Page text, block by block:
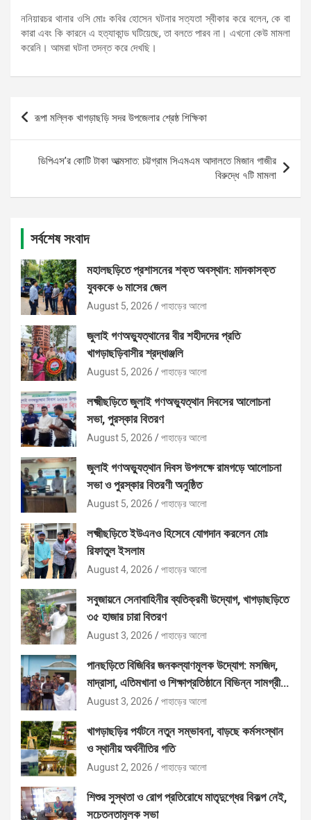
ননিয়ারচর থানার ওসি মোঃ কবির হোসেন ঘটনার সত্যতা স্বীকার করে বলেন, কে বা
কারা এবং কি কারনে এ হত্যাকান্ড ঘটিয়েছে, তা বলতে পারব না। এখনো কেউ মামলা
করেনি। আমরা ঘটনা তদন্ত করে দেখছি।
Post
navigation
রূপা মল্লিক খাগড়াছড়ি সদর উপজেলার শ্রেষ্ঠ শিক্ষিকা
ডিপিএস’র কোটি টাকা আত্মসাত: চট্টগ্রাম সিএমএম আদালতে মিজান গাজীর
বিরুদ্ধে ৭টি মামলা
সর্বশেষ সংবাদ
মহালছড়িতে প্রশাসনের শক্ত অবস্থান: মাদকাসক্ত
যুবককে ৬ মাসের জেল
August 5, 2026 পাহাড়ের আলো
জুলাই গণঅভ্যুত্থানের বীর শহীদদের প্রতি
খাগড়াছড়িবাসীর শ্রদ্ধাঞ্জলি
August 5, 2026 পাহাড়ের আলো
লক্ষ্মীছড়িতে জুলাই গণঅভ্যুত্থান দিবসের আলোচনা
সভা, পুরস্কার বিতরণ
August 5, 2026 পাহাড়ের আলো
জুলাই গণঅভ্যুত্থান দিবস উপলক্ষে রামগড়ে আলোচনা
সভা ও পুরস্কার বিতরণী অনুষ্ঠিত
August 5, 2026 পাহাড়ের আলো
লক্ষ্মীছড়িতে ইউএনও হিসেবে যোগদান করলেন মোঃ
রিফাতুল ইসলাম
August 4, 2026 পাহাড়ের আলো
সবুজায়নে সেনাবাহিনীর ব্যতিক্রমী উদ্যোগ, খাগড়াছড়িতে
৩৫ হাজার চারা বিতরণ
August 3, 2026 পাহাড়ের আলো
পানছড়িতে বিজিবির জনকল্যাণমূলক উদ্যোগ: মসজিদ,
মাদ্রাসা, এতিমখানা ও শিক্ষাপ্রতিষ্ঠানে বিভিন্ন সামগ্রী
বিতরণ
August 3, 2026 পাহাড়ের আলো
খাগড়াছড়ির পর্যটনে নতুন সম্ভাবনা, বাড়ছে কর্মসংস্থান
ও স্থানীয় অর্থনীতির গতি
August 2, 2026 পাহাড়ের আলো
শিশুর সুস্থতা ও রোগ প্রতিরোধে মাতৃদুগ্ধের বিকল্প নেই,
সচেতনতামূলক সভা